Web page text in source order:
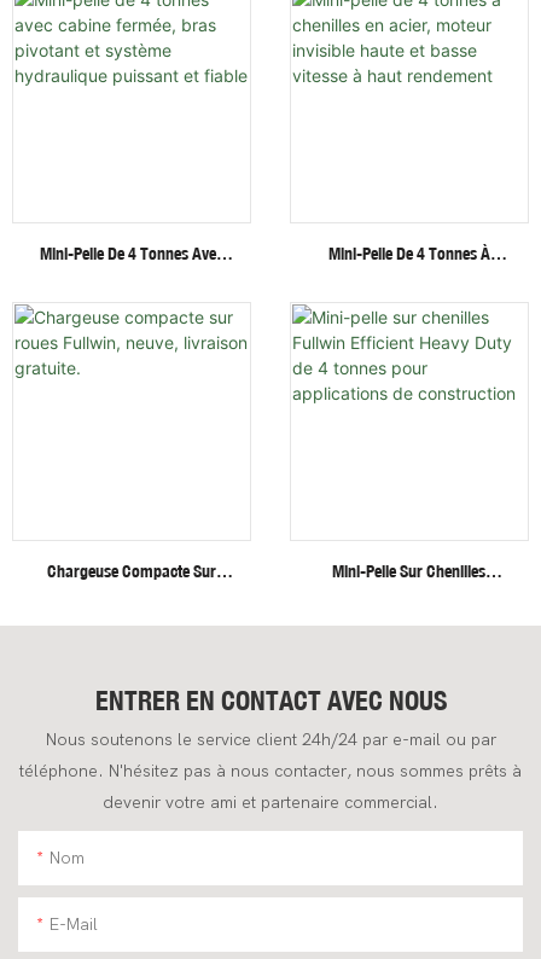
Meilleur Prix Avec Accessoires
Multiples
Mini-Pelle De 4 Tonnes Avec
Et Système Hydraulique
Puissant Et Fiable
Mini-Pelle De 4 Tonnes À
Invisible Haute Et Basse
Vitesse À Haut Rendement
Chargeuse Compacte Sur
Livraison Gratuite.
Mini-Pelle Sur Chenilles
4 Tonnes Pour Applications De
ENTRER EN CONTACT AVEC NOUS
Nous soutenons le service client 24h/24 par e-mail ou par
téléphone. N'hésitez pas à nous contacter, nous sommes prêts à
devenir votre ami et partenaire commercial.
Nom
E-Mail